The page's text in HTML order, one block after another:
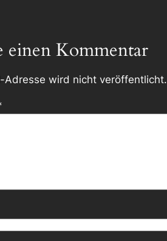
einen Kommentar
Adresse wird nicht veröffentlicht.